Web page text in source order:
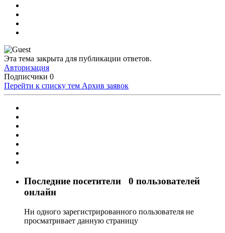
Эта тема закрыта для публикации ответов.
Авторизация
Подписчики 0
Перейти к списку тем Архив заявок
Последние посетители 0 пользователей
онлайн
Ни одного зарегистрированного пользователя не
просматривает данную страницу